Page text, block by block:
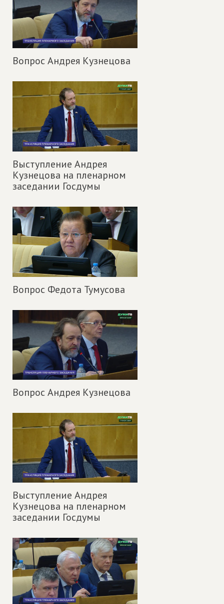
Вопрос Андрея Кузнецова
Выступление Андрея
Кузнецова на пленарном
заседании Госдумы
Вопрос Федота Тумусова
Вопрос Андрея Кузнецова
Выступление Андрея
Кузнецова на пленарном
заседании Госдумы